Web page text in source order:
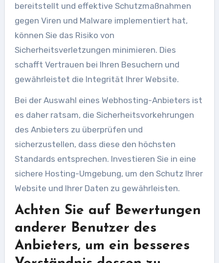
bereitstellt und effektive Schutzmaßnahmen
gegen Viren und Malware implementiert hat,
können Sie das Risiko von
Sicherheitsverletzungen minimieren. Dies
schafft Vertrauen bei Ihren Besuchern und
gewährleistet die Integrität Ihrer Website.
Bei der Auswahl eines Webhosting-Anbieters ist
es daher ratsam, die Sicherheitsvorkehrungen
des Anbieters zu überprüfen und
sicherzustellen, dass diese den höchsten
Standards entsprechen. Investieren Sie in eine
sichere Hosting-Umgebung, um den Schutz Ihrer
Website und Ihrer Daten zu gewährleisten.
Achten Sie auf Bewertungen
anderer Benutzer des
Anbieters, um ein besseres